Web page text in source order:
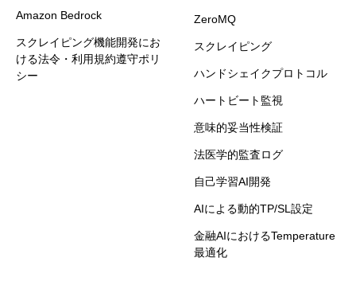
Amazon Bedrock
スクレイピング機能開発にお
ける法令・利用規約遵守ポリ
シー
ZeroMQ
スクレイピング
ハンドシェイクプロトコル
ハートビート監視
意味的妥当性検証
法医学的監査ログ
自己学習AI開発
AIによる動的TP/SL設定
金融AIにおけるTemperature
最適化